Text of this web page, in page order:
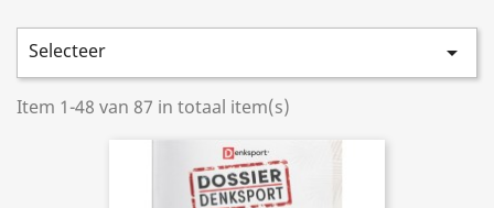
Selecteer 
Item 1-48 van 87 in totaal item(s)